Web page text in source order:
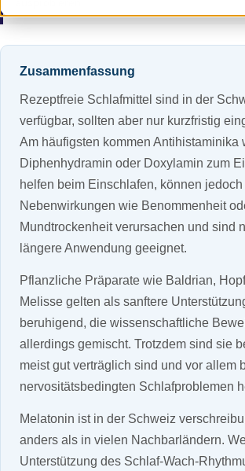
Zusammenfassung
Rezeptfreie Schlafmittel sind in der
verfügbar, sollten aber nur kurzfristig
Am häufigsten kommen Antihistaminika
Diphenhydramin oder Doxylamin zum
helfen beim Einschlafen, können jedoch
Nebenwirkungen wie Benommenheit
Mundtrockenheit verursachen und sind
längere Anwendung geeignet.
Pflanzliche Präparate wie Baldrian,
Melisse gelten als sanftere
beruhigend, die wissenschaftliche
allerdings gemischt. Trotzdem sind sie
meist gut verträglich sind und vor allem
nervositätsbedingten Schlafproblemen
Melatonin ist in der Schweiz
anders als in vielen Nachbarländern.
Unterstützung des Schlaf-Wach-